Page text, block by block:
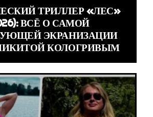
ТРИЛЛЕР «ЛЕС»
ВСЁ О САМОЙ
ЭКРАНИЗАЦИИ
КОЛОГРИВЫМ